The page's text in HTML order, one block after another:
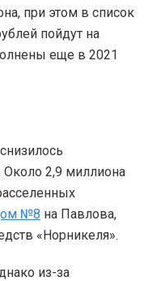
при этом в список
пойдут на
еще в 2021
2,9 миллиона
№8 на Павлова,
«Норникеля».
из-за